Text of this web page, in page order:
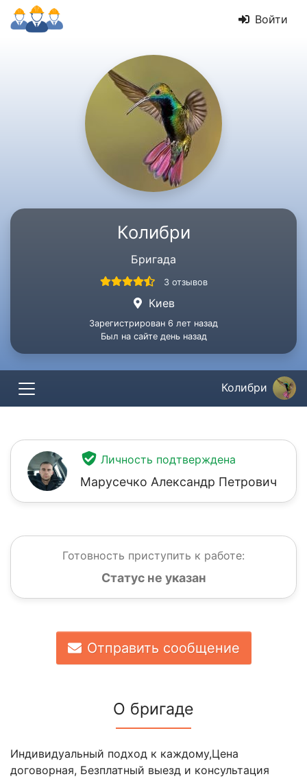
Войти
Колибри
Бригада
3 отзывов
Киев
Зарегистрирован 6 лет назад
Был на сайте день назад
Колибри
Личность подтверждена
Марусечко Александр Петрович
Готовность приступить к работе:
Статус не указан
Отправить сообщение
О бригаде
Индивидуальный подход к каждому,Цена
договорная, Безплатный выезд и консультация